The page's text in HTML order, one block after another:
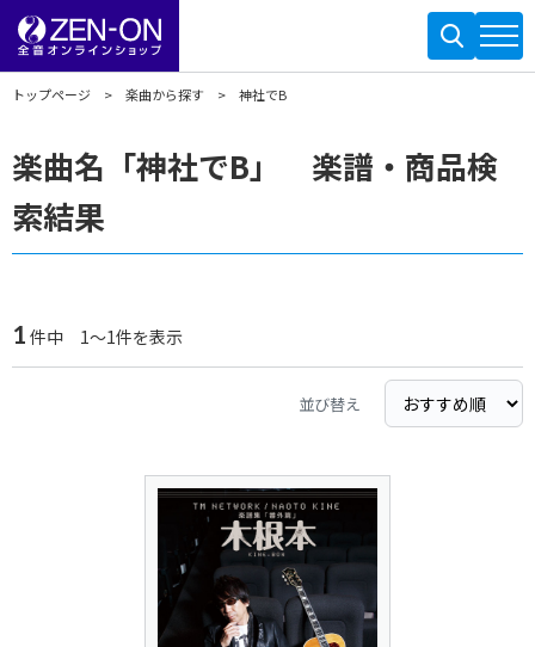
トップページ 楽曲から探す 神社でB
楽曲名「神社でB」 楽譜・商品検
索結果
1 件中 1～1件を表示
並び替え